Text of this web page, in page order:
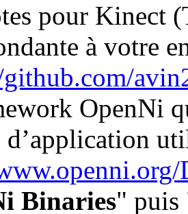
pour Kinect
à votre
OpenNi
d’application
Binaries" puis